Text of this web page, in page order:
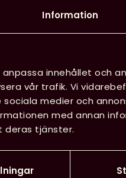
Information
innehållet och
vår trafik. Vi
medier och
med annan
deras tjänster.
den andra svenska
på plats under
gången! Eva
kommer nu
glädja barn och
utredare Svensk